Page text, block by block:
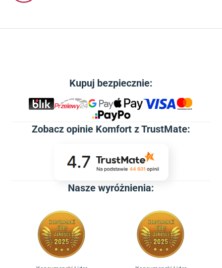
Kupuj bezpiecznie:
Zobacz opinie Komfort z TrustMate:
Nasze wyróżnienia: